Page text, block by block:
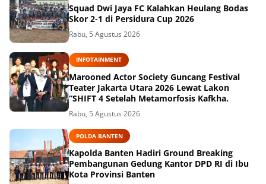
Squad Dwi Jaya FC Kalahkan Heulang Bodas
Skor 2-1 di Persidura Cup 2026
Rabu, 5 Agustus 2026
INFOTAINMENT
Marooned Actor Society Guncang Festival
Teater Jakarta Utara 2026 Lewat Lakon
“SHIFT 4 Setelah Metamorfosis Kafkha.
Rabu, 5 Agustus 2026
POLDA BANTEN
Kapolda Banten Hadiri Ground Breaking
Pembangunan Gedung Kantor DPD RI di Ibu
Kota Provinsi Banten